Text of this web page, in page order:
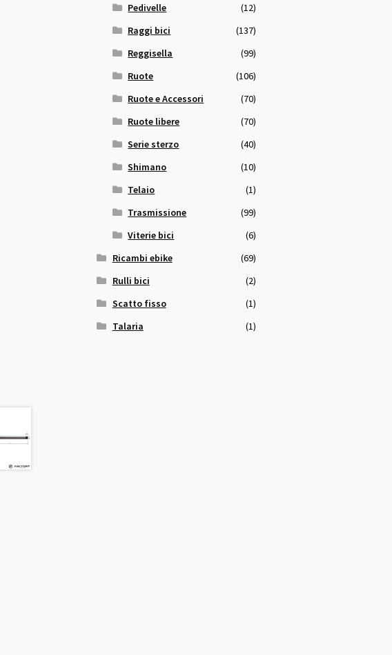
Pedivelle
(12)
Raggi bici
(137)
Reggisella
(99)
Ruote
(106)
Ruote e Accessori
(70)
Ruote libere
(70)
Serie sterzo
(40)
Shimano
(10)
Telaio
(1)
Trasmissione
(99)
Viterie bici
(6)
Ricambi ebike
(69)
Rulli bici
(2)
Scatto fisso
(1)
Talaria
(1)